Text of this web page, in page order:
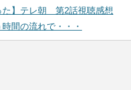
た】テレ朝 第2話視聴感想
間の流れで・・・